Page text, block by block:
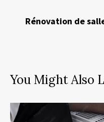
Rénovation de
You Might Also